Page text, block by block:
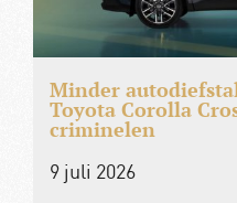
Minder
Toyota Corolla
criminelen
9 juli 2026